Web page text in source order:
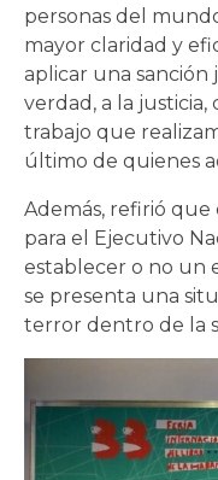
personas del
mayor claridad y
aplicar una sanción
verdad, a la justicia,
trabajo que
último de quienes
Además, refirió
para el Ejecutivo
establecer o no un
se presenta una
terror dentro de la